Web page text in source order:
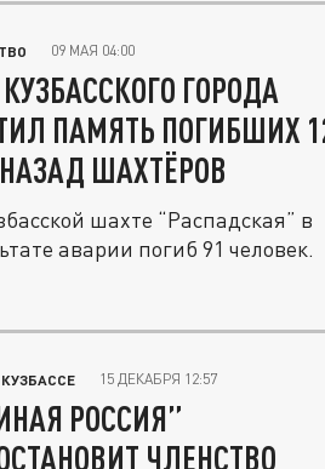
09 МАЯ 04:00
ГОРОДА
ПАМЯТЬ ПОГИБШИХ
ШАХТЁРОВ
шахте “Распадская” в
аварии погиб 91 человек.
15 ДЕКАБРЯ 12:57
РОССИЯ”
ЧЛЕНСТВО